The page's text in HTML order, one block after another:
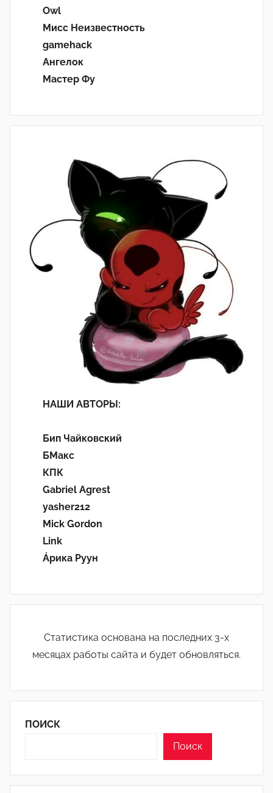
Owl
Мисс Неизвестность
gamehack
Ангелок
Мастер Фу
НАШИ АВТОРЫ:
Бип Чайковский
БМакс
КПК
Gabriel Agrest
yasher212
Mick Gordon
Link
Áрика Руун
Статистика основана на последних 3-х
месяцах работы сайта и будет обновляться.
ПОИСК
Поиск